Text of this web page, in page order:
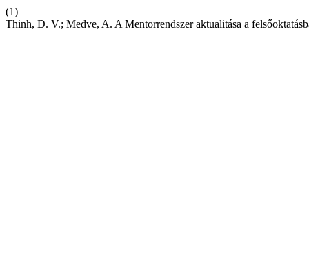
(1)
Thinh, D. V.; Medve, A. A Mentorrendszer aktualitása a